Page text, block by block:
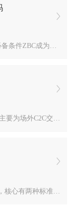
为下一个千倍币...
外C2C交易、合规...
两种标准化路径...